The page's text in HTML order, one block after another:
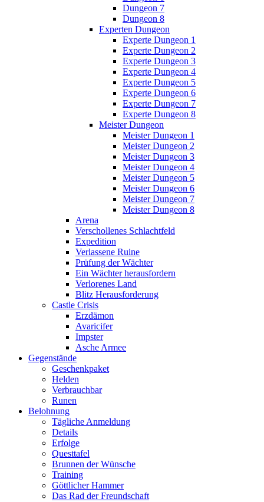
Dungeon 7
Dungeon 8
Experten Dungeon
Experte Dungeon 1
Experte Dungeon 2
Experte Dungeon 3
Experte Dungeon 4
Experte Dungeon 5
Experte Dungeon 6
Experte Dungeon 7
Experte Dungeon 8
Meister Dungeon
Meister Dungeon 1
Meister Dungeon 2
Meister Dungeon 3
Meister Dungeon 4
Meister Dungeon 5
Meister Dungeon 6
Meister Dungeon 7
Meister Dungeon 8
Arena
Verschollenes Schlachtfeld
Expedition
Verlassene Ruine
Prüfung der Wächter
Ein Wächter herausfordern
Verlorenes Land
Blitz Herausforderung
Castle Crisis
Erzdämon
Avaricifer
Impster
Asche Armee
Gegenstände
Geschenkpaket
Helden
Verbrauchbar
Runen
Belohnung
Tägliche Anmeldung
Details
Erfolge
Questtafel
Brunnen der Wünsche
Training
Göttlicher Hammer
Das Rad der Freundschaft